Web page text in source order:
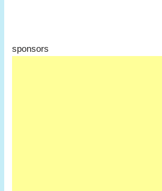
sponsors